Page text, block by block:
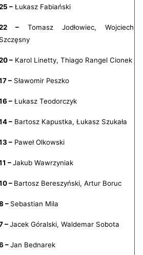
– Łukasz Fabiański
– Tomasz Jodłowiec, Wojciech
Szczęsny
– Karol Linetty, Thiago Rangel Cionek
– Sławomir Peszko
– Łukasz Teodorczyk
– Bartosz Kapustka, Łukasz Szukała
– Paweł Olkowski
–Jakub Wawrzyniak
– Bartosz Bereszyński, Artur Boruc
– Sebastian Mila
–Jacek Góralski, Waldemar Sobota
–Jan Bednarek